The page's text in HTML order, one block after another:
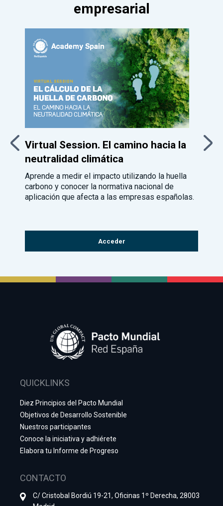
empresarial
Virtual Session. El camino hacia la
neutralidad climática
Aprende a medir el impacto utilizando la huella
carbono y conocer la normativa nacional de
aplicación que afecta a las empresas españolas.
Acceder
QUICKLINKS
Diez Principios del Pacto Mundial
Objetivos de Desarrollo Sostenible
Nuestros participantes
Conoce la iniciativa y adhiérete
Elabora tu Informe de Progreso
CONTACTO
C/ Cristobal Bordiú 19-21, Oficinas 1º Derecha, 28003